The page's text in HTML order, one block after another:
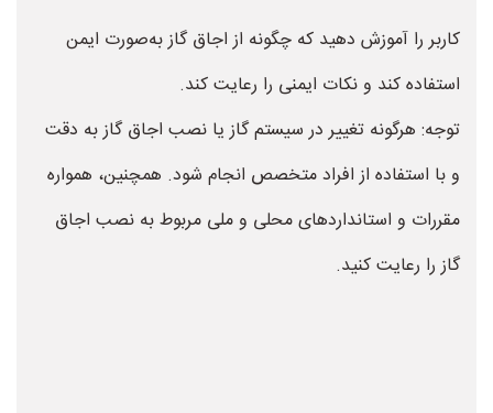
کاربر را آموزش دهید که چگونه از اجاق گاز به‌صورت ایمن
استفاده کند و نکات ایمنی را رعایت کند.
توجه: هرگونه تغییر در سیستم گاز یا نصب اجاق گاز به دقت
و با استفاده از افراد متخصص انجام شود. همچنین، همواره
مقررات و استانداردهای محلی و ملی مربوط به نصب اجاق
گاز را رعایت کنید.